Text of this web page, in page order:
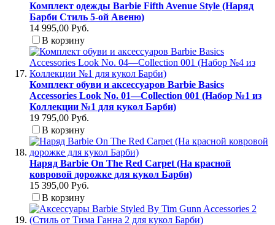
Комплект одежды Barbie Fifth Avenue Style (Наряд
Барби Стиль 5-ой Авеню)
14 995,00 Руб.
В корзину
Комплект обуви и аксессуаров Barbie Basics
Accessories Look No. 01—Collection 001 (Набор №1 из
Коллекции №1 для кукол Барби)
19 795,00 Руб.
В корзину
Наряд Barbie On The Red Carpet (На красной
ковровой дорожке для кукол Барби)
15 395,00 Руб.
В корзину